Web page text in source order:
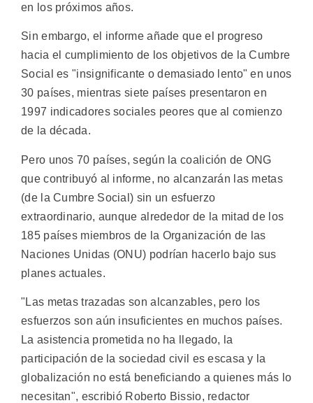
en los próximos años.
Sin embargo, el informe añade que el progreso
hacia el cumplimiento de los objetivos de la Cumbre
Social es "insignificante o demasiado lento" en unos
30 países, mientras siete países presentaron en
1997 indicadores sociales peores que al comienzo
de la década.
Pero unos 70 países, según la coalición de ONG
que contribuyó al informe, no alcanzarán las metas
(de la Cumbre Social) sin un esfuerzo
extraordinario, aunque alrededor de la mitad de los
185 países miembros de la Organización de las
Naciones Unidas (ONU) podrían hacerlo bajo sus
planes actuales.
"Las metas trazadas son alcanzables, pero los
esfuerzos son aún insuficientes en muchos países.
La asistencia prometida no ha llegado, la
participación de la sociedad civil es escasa y la
globalización no está beneficiando a quienes más lo
necesitan", escribió Roberto Bissio, redactor